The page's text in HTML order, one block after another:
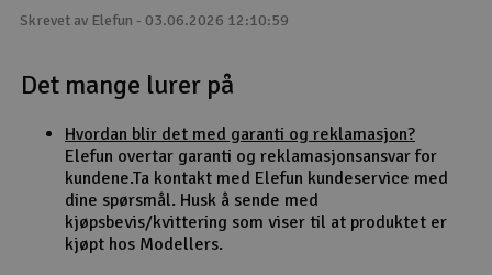
Outlet
Radioutstyr
Raketter
Smarthjem, lek & hobby
Skrevet av Elefun - 03.06.2026 12:10:59
Det mange lurer på
Hvordan blir det med garanti og reklamasjon?
Elefun overtar garanti og reklamasjonsansvar for
kundene.Ta kontakt med Elefun kundeservice med
dine spørsmål. Husk å sende med
kjøpsbevis/kvittering som viser til at produktet er
kjøpt hos Modellers.